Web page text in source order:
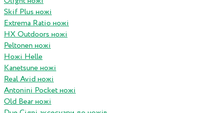
Skif Plus ножі
Extrema Ratio ножі
HX Outdoors ножі
Peltonen ножі
Ножі Helle
Kanetsune ножі
Real Avid ножі
Antonini Pocket ножі
Old Bear ножі